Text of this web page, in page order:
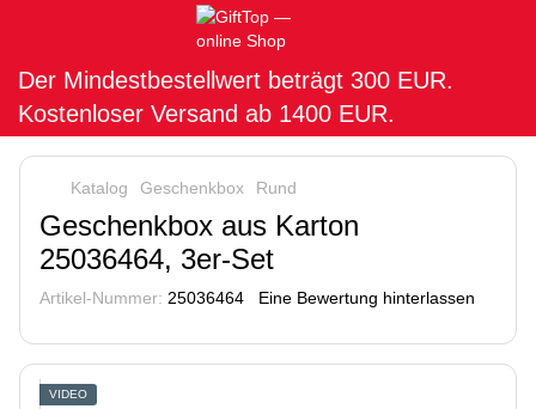
Der Mindestbestellwert beträgt 300 EUR.
Kostenloser Versand ab 1400 EUR.
Katalog Geschenkbox Rund
Geschenkbox aus Karton
25036464, 3er-Set
Artikel-Nummer: 25036464 Eine Bewertung hinterlassen
VIDEO